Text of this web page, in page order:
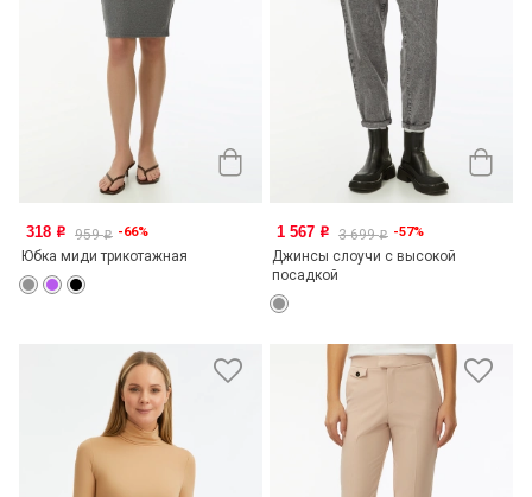
318 o 959o -66%
Юбка миди трикотажная
1 567 o 3 699o -57%
Джинсы слоучи с высокой
посадкой